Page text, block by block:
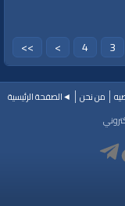
3
4
>
>>
من نحن
◄الصفحة الرئيسية